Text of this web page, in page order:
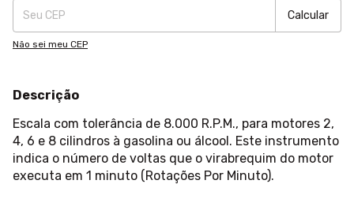
Calcular
Não sei meu CEP
Descrição
Escala com tolerância de 8.000 R.P.M., para motores 2,
4, 6 e 8 cilindros à gasolina ou álcool. Este instrumento
indica o número de voltas que o virabrequim do motor
executa em 1 minuto (Rotações Por Minuto).